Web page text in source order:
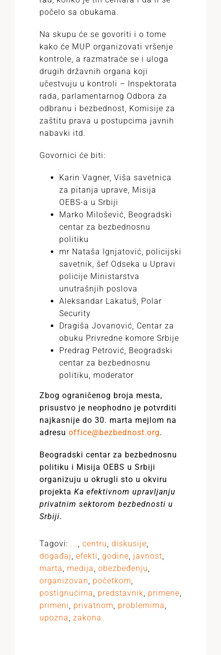
počelo sa obukama.
Na skupu će se govoriti i o tome
kako će MUP organizovati vršenje
kontrole, a razmatraće se i uloga
drugih državnih organa koji
učestvuju u kontroli – Inspektorata
rada, parlamentarnog Odbora za
odbranu i bezbednost, Komisije za
zaštitu prava u postupcima javnih
nabavki itd.
Govornici će biti:
Karin Vagner, Viša savetnica
za pitanja uprave, Misija
OEBS-a u Srbiji
Marko Milošević, Beogradski
centar za bezbednosnu
politiku
mr Nataša Ignjatović, policijski
savetnik, šef Odseka u Upravi
policije Ministarstva
unutrašnjih poslova
Aleksandar Lakatuš, Polar
Security
Dragiša Jovanović, Centar za
obuku Privredne komore Srbije
Predrag Petrović, Beogradski
centar za bezbednosnu
politiku, moderator
Zbog ograničenog broja mesta,
prisustvo je neophodno je potvrditi
najkasnije do 30. marta mejlom na
adresu office@bezbednost.org.
Beogradski centar za bezbednosnu
politiku i Misija OEBS u Srbiji
organizuju u okrugli sto u okviru
projekta Ka efektivnom upravljanju
privatnim sektorom bezbednosti u
Srbiji.
Tagovi: ..., centru, diskusije,
događaj, efekti, godine, javnost,
marta, medija, obezbeđenju,
organizovan, početkom,
postignućima, predstavnik, primene,
primeni, privatnom, problemima,
upozna, zakona